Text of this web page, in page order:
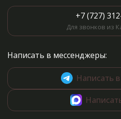
+7 (727)
Для звонков из
Написать в мессенджеры:
Написать